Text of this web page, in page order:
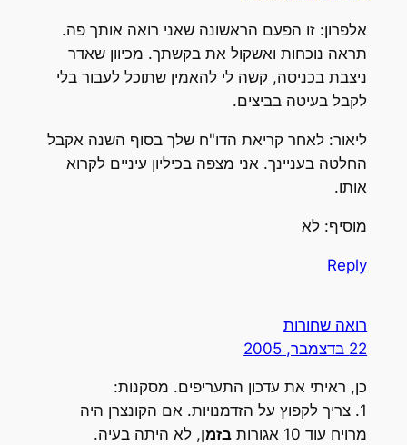
אלפרון: זו הפעם הראשונה שאני רואה אותך פה.
תראה נוכחות ואשקול את בקשתך. מכיוון שאדר
ניצבת בכניסה, קשה לי להאמין שתוכל לעבור בלי
לקבל בעיטה בביצים.
ליאור: לאחר קריאת הדו"ח שלך בסוף השנה אקבל
החלטה בעניינך. אני מצפה בכיליון עיניים לקרוא
אותו.
מוסיף: לא
Reply
רואה שחורות
22 בדצמבר, 2005
כן, ראיתי את עדכון התעריפים. מסקנות:
1. צריך לקפוץ על הזדמנויות. אם הקונצרן היה
מרויח עוד 10 אגורות
בזמן, לא היתה בעיה.